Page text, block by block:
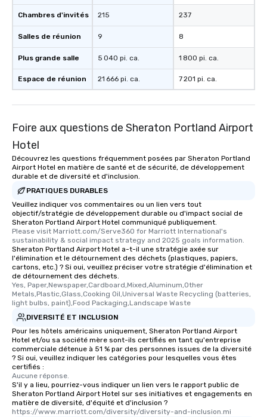
Chambres d'invités
Salles de réunion
Plus grande salle
Espace de réunion
215
9
5 040 pi. ca.
21 666 pi. ca.
237
8
1 800 pi. ca.
7 201 pi. ca.
Foire aux questions de Sheraton Portland Airport
Hotel
Découvrez les questions fréquemment posées par Sheraton Portland
Airport Hotel en matière de santé et de sécurité, de développement
durable et de diversité et d'inclusion.
PRATIQUES DURABLES
Veuillez indiquer vos commentaires ou un lien vers tout
objectif/stratégie de développement durable ou d'impact social de
Sheraton Portland Airport Hotel communiqué publiquement.
Please visit Marriott.com/Serve360 for Marriott International's
sustainability & social impact strategy and 2025 goals information.
Sheraton Portland Airport Hotel a-t-il une stratégie axée sur
l'élimination et le détournement des déchets (plastiques, papiers,
cartons, etc.) ? Si oui, veuillez préciser votre stratégie d'élimination et
de détournement des déchets.
Yes, Paper,Newspaper,Cardboard,Mixed,Aluminum,Other
Metals,Plastic,Glass,Cooking Oil,Universal Waste Recycling (batteries,
light bulbs, paint),Food Packaging,Landscape Waste
DIVERSITÉ ET INCLUSION
Pour les hôtels américains uniquement, Sheraton Portland Airport
Hotel et/ou sa société mère sont-ils certifiés en tant qu'entreprise
commerciale détenue à 51 % par des personnes issues de la diversité
? Si oui, veuillez indiquer les catégories pour lesquelles vous êtes
certifiés :
Aucune réponse.
S'il y a lieu, pourriez-vous indiquer un lien vers le rapport public de
Sheraton Portland Airport Hotel sur ses initiatives et engagements en
matière de diversité, d'équité et d'inclusion ?
https://www.marriott.com/diversity/diversity-and-inclusion.mi